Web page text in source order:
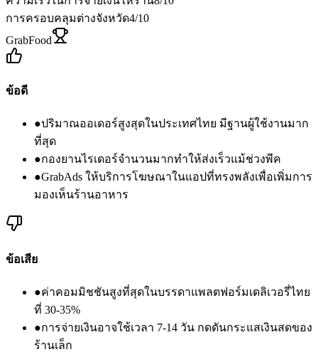
การครอบคลุมต่างจังหวัด4/10
GrabFood
ข้อดี
●ปริมาณออเดอร์สูงสุดในประเทศไทย มีฐานผู้ใช้งานมาก
ที่สุด
●กองยานไรเดอร์จำนวนมากทำให้ส่งเร็วแม้ช่วงพีค
●GrabAds ให้บริการโฆษณาในแอปที่ทรงพลังเพื่อเพิ่มการ
มองเห็นร้านอาหาร
ข้อเสีย
●ค่าคอมมิชชันสูงที่สุดในบรรดาแพลตฟอร์มเดลิเวอรี่ไทย
ที่ 30-35%
●การจ่ายเงินอาจใช้เวลา 7-14 วัน กดดันกระแสเงินสดของ
ร้านเล็ก